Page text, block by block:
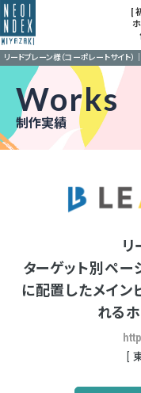
[
リードブレーン様（コーポレートサイト
Works
制作実績
リ
ターゲット別ペー
に配置したメイン
れる